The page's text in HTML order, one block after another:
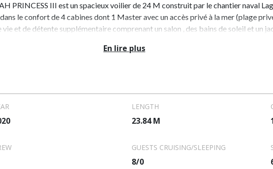
PRINCESS III est un spacieux voilier de 24 M construit par le chantier naval
le confort de 4 cabines dont 1 Master avec un accès privé à la mer (plage
vie et de détente supplémentaire comprenant un salon , des bains de soleil et un
En lire plus
LENGTH
23.84 M
GUESTS CRUISING/SLEEPING
8/0